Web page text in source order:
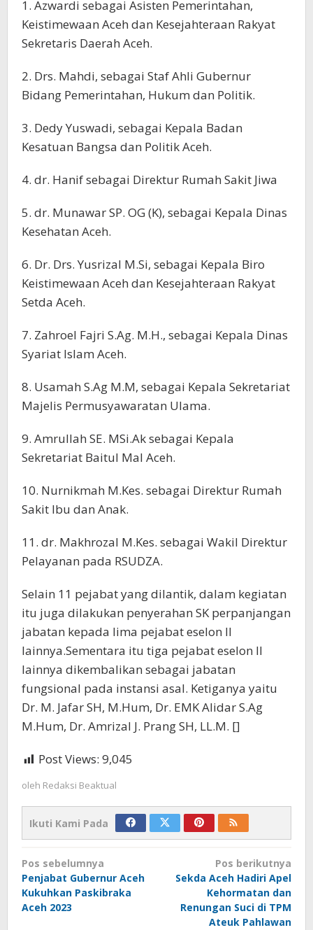
1. Azwardi sebagai Asisten Pemerintahan,
Keistimewaan Aceh dan Kesejahteraan Rakyat
Sekretaris Daerah Aceh.
2. Drs. Mahdi, sebagai Staf Ahli Gubernur
Bidang Pemerintahan, Hukum dan Politik.
3. Dedy Yuswadi, sebagai Kepala Badan
Kesatuan Bangsa dan Politik Aceh.
4. dr. Hanif sebagai Direktur Rumah Sakit Jiwa
5. dr. Munawar SP. OG (K), sebagai Kepala Dinas
Kesehatan Aceh.
6. Dr. Drs. Yusrizal M.Si, sebagai Kepala Biro
Keistimewaan Aceh dan Kesejahteraan Rakyat
Setda Aceh.
7. Zahroel Fajri S.Ag. M.H., sebagai Kepala Dinas
Syariat Islam Aceh.
8. Usamah S.Ag M.M, sebagai Kepala Sekretariat
Majelis Permusyawaratan Ulama.
9. Amrullah SE. MSi.Ak sebagai Kepala
Sekretariat Baitul Mal Aceh.
10. Nurnikmah M.Kes. sebagai Direktur Rumah
Sakit Ibu dan Anak.
11. dr. Makhrozal M.Kes. sebagai Wakil Direktur
Pelayanan pada RSUDZA.
Selain 11 pejabat yang dilantik, dalam kegiatan
itu juga dilakukan penyerahan SK perpanjangan
jabatan kepada lima pejabat eselon II
lainnya.Sementara itu tiga pejabat eselon II
lainnya dikembalikan sebagai jabatan
fungsional pada instansi asal. Ketiganya yaitu
Dr. M. Jafar SH, M.Hum, Dr. EMK Alidar S.Ag
M.Hum, Dr. Amrizal J. Prang SH, LL.M. []
Post Views: 9,045
oleh Redaksi Beaktual
Ikuti Kami Pada
Navigasi
pos
Pos sebelumnya
Penjabat Gubernur Aceh
Kukuhkan Paskibraka
Aceh 2023
Pos berikutnya
Sekda Aceh Hadiri Apel
Kehormatan dan
Renungan Suci di TPM
Ateuk Pahlawan